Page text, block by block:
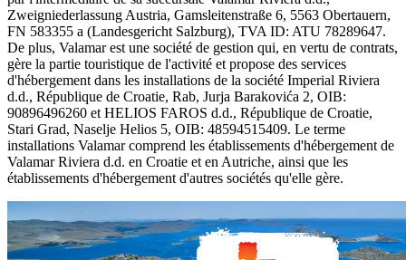
Zweigniederlassung Austria, Gamsleitenstraße 6, 5563 Obertauern,
FN 583355 a (Landesgericht Salzburg), TVA ID: ATU 78289647.
De plus, Valamar est une société de gestion qui, en vertu de contrats,
gère la partie touristique de l'activité et propose des services
d'hébergement dans les installations de la société Imperial Riviera
d.d., République de Croatie, Rab, Jurja Barakovića 2, OIB:
90896496260 et HELIOS FAROS d.d., République de Croatie,
Stari Grad, Naselje Helios 5, OIB: 48594515409. Le terme
installations Valamar comprend les établissements d'hébergement de
Valamar Riviera d.d. en Croatie et en Autriche, ainsi que les
établissements d'hébergement d'autres sociétés qu'elle gère.